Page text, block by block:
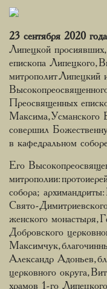
23 сентября 2020 года
Липецкой просиявших,
епископа Липецкого,
митрополит Липецкий
Преосвященных
Максима, Усманского
совершил
в кафедральном
Его
митрополии:
собора;
Свято-
женского монастыря,
Добровского
Максимчук,
Александр Адоньев,
церковного округа,
храмов 1-го